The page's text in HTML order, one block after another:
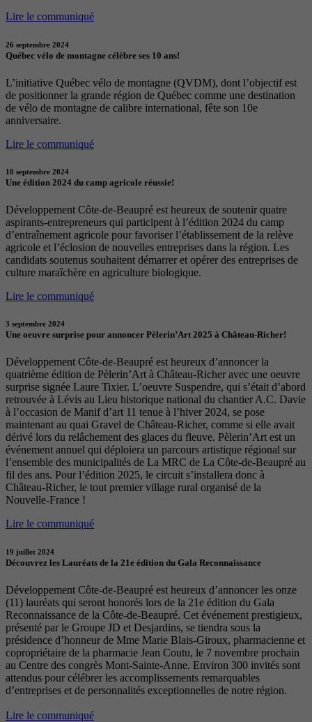
Lire le communiqué
26 septembre 2024
Québec vélo de montagne célèbre ses 10 ans!
L’initiative Québec vélo de montagne (QVDM), dont l’objectif est
de positionner la grande région de Québec comme une destination
de vélo de montagne de calibre international, fête son 10e
anniversaire.
Lire le communiqué
18 septembre 2024
Une édition 2024 du camp agricole réussie!
Développement Côte-de-Beaupré est heureux de soutenir quatre
aspirants-entrepreneurs qui participent à l’édition 2024 du camp
d’entraînement agricole pour favoriser l’établissement de la relève
agricole et l’éclosion de nouvelles entreprises dans la région. Les
candidats soutenus souhaitent démarrer et opérer des entreprises de
culture maraîchère en agriculture biologique.
Lire le communiqué
3 septembre 2024
Une oeuvre surprise pour annoncer Pèlerin’Art 2025 à Château-Richer!
Développement Côte-de-Beaupré est heureux d’annoncer la
quatrième édition de Pèlerin’Art à Château-Richer avec une oeuvre
surprise signée Laure Tixier. L’oeuvre Suspendre, qui s’était d’abord
retrouvée à Lévis au Lieu historique national du chantier A.C. Davie
à l’occasion de Manif d’art 11 tenue à l’hiver 2024, se pose
maintenant au quai Gravel de Château-Richer, comme si elle avait
dérivé lors du relâchement des glaces du fleuve. Pèlerin’Art est un
événement annuel qui déploiera un parcours artistique régional sur
l’ensemble des municipalités de La MRC de La Côte-de-Beaupré au
fil des ans. Pour l’édition 2025, le circuit s’installera donc à
Château-Richer, le tout premier village rural organisé de la
Nouvelle-France !
Lire le communiqué
19 juillet 2024
Découvrez les Lauréats de la 21e édition du Gala Reconnaissance
Développement Côte-de-Beaupré est heureux d’annoncer les onze
(11) lauréats qui seront honorés lors de la 21e édition du Gala
Reconnaissance de la Côte-de-Beaupré. Cet événement prestigieux,
présenté par le Groupe JD et Desjardins, se tiendra sous la
présidence d’honneur de Mme Marie Blais-Giroux, pharmacienne et
copropriétaire de la pharmacie Jean Coutu, le 7 novembre prochain
au Centre des congrès Mont-Sainte-Anne. Environ 300 invités sont
attendus pour célébrer les accomplissements remarquables
d’entreprises et de personnalités exceptionnelles de notre région.
Lire le communiqué